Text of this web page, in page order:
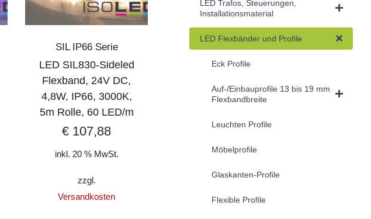
SIL IP66 Serie
LED SIL830-Sideled
Flexband, 24V DC,
4,8W, IP66, 3000K,
5m Rolle, 60 LED/m
€ 107,88
inkl. 20 % MwSt.
zzgl.
Versandkosten
LED Trafos, Steuerungen,
Installationsmaterial
LED Flexbänder und Profile
Eck Profile
Auf-/Einbauprofile 13 bis 19 mm
Flexbandbreite
Leuchten Profile
Möbelprofile
Glaskanten-Profile
Flexible Profile